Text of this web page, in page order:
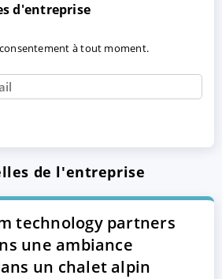
d'entreprise
à tout moment.
de l'entreprise
technology partners
une ambiance
un chalet alpin